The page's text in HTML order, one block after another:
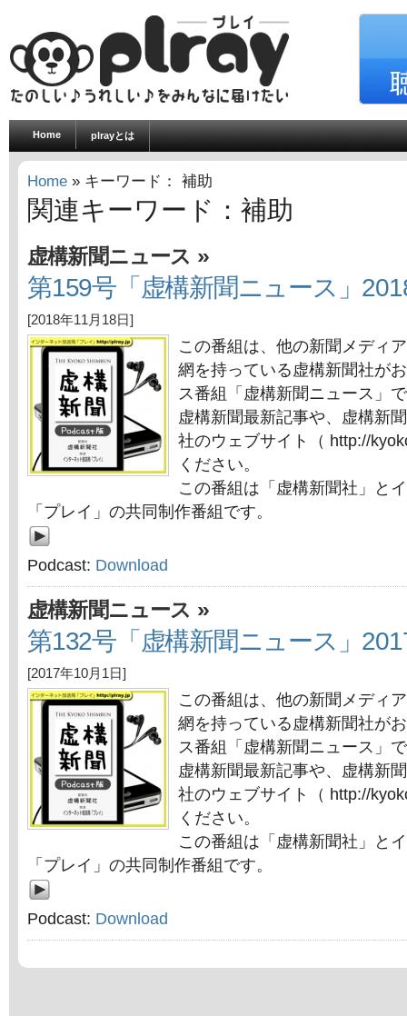
Home plrayとは
Home » キーワード： 補助
関連キーワード：補助
虚構新聞ニュース »
第159号「虚構新聞ニュース」
[2018年11月18日]
この番組は、他の新聞メディ
網を持っている虚構新聞社が
ス番組「虚構新聞ニュース」
虚構新聞最新記事や、虚構新
社のウェブサイト（ http://
ください。
この番組は「虚構新聞社」と
「プレイ」の共同制作番組です。
Podcast: Download
虚構新聞ニュース »
第132号「虚構新聞ニュース」
[2017年10月1日]
この番組は、他の新聞メディ
網を持っている虚構新聞社が
ス番組「虚構新聞ニュース」
虚構新聞最新記事や、虚構新
社のウェブサイト（ http://
ください。
この番組は「虚構新聞社」と
「プレイ」の共同制作番組です。
Podcast: Download